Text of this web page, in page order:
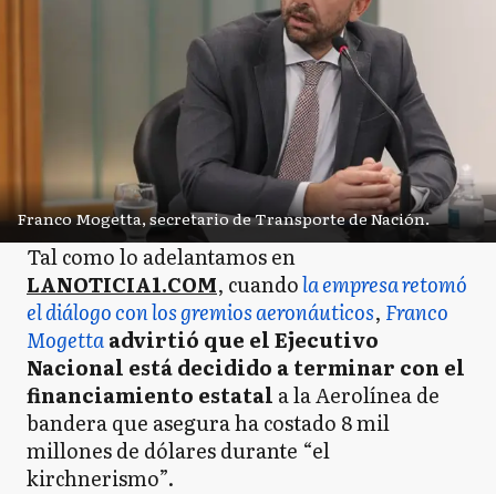
Franco Mogetta, secretario de Transporte de Nación.
Tal como lo adelantamos en
LANOTICIA1.COM, cuandola empresa retomó
el diálogo con los gremios aeronáuticos, Franco
Mogettaadvirtió que el Ejecutivo
Nacional está decidido a terminar con el
financiamiento estatal a la Aerolínea de
bandera que asegura ha costado 8 mil
millones de dólares durante “el
kirchnerismo”.